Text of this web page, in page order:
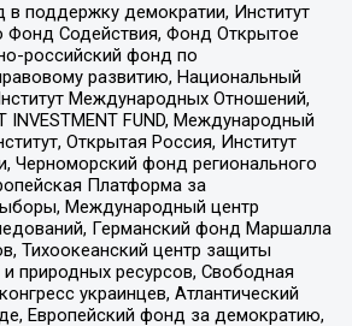
поддержку демократии, Институт
Содействия, Фонд Открытое
российский фонд по
развитию, Национальный
Международных Отношений,
INVESTMENT FUND, Международный
Открытая Россия, Институт
Черноморский фонд регионального
Платформа за
Международный центр
Германский фонд Маршалла
Тихоокеанский центр защиты
природных ресурсов, Свободная
украинцев, Атлантический
Европейский фонд за демократию,